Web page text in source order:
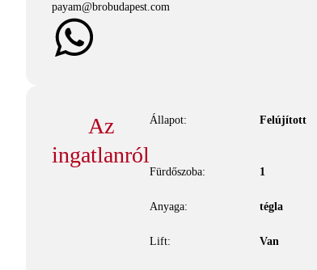
payam@brobudapest.com
Az
ingatlanról
Állapot: Felújított
Fürdőszoba: 1
Anyaga: tégla
Lift: Van